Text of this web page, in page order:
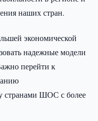
наших стран.
экономической
надежные модели
перейти к
странами ШОС с более